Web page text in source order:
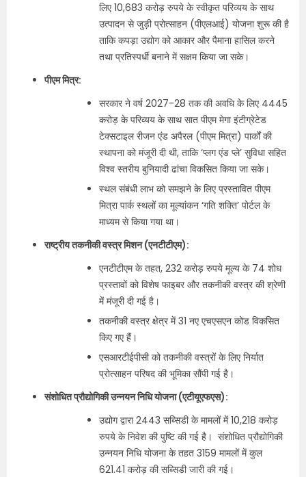
लिए 10,683 करोड़ रुपये के स्वीकृत परिव्यय के साथ
उत्पादन से जुड़ी प्रोत्साहन (पीएलआई) योजना शुरू की है
ताकि कपड़ा उद्योग को आकार और पैमाना हासिल करने
तथा प्रतिस्पर्धी बनाने में सक्षम किया जा सके।
पीएम मित्र:
सरकार ने वर्ष 2027-28 तक की अवधि के लिए 4445
करोड़ के परिव्‍यय के साथ सात पीएम मेगा इंटीग्रेटेड
टेक्सटाइल रीजन एंड अपैरल (पीएम मित्रा) पार्कों की
स्थापना को मंजूरी दी थी, ताकि ‘प्लग एंड प्ले’ सुविधा सहित
विश्व स्तरीय बुनियादी ढांचा विकसित किया जा सके।
स्थल संबंधी लाभ को समझने के लिए प्रस्तावित पीएम
मित्रा पार्क स्थलों का मूल्यांकन ‘गति शक्ति’ पोर्टल के
माध्यम से किया गया था।
राष्ट्रीय तकनीकी वस्त्र मिशन (एनटीटीएम):
एनटीटीएम के तहत, 232 करोड़ रुपये मूल्‍य के 74 शोध
प्रस्तावों को विशेष फाइबर और तकनीकी वस्त्र की श्रेणी
में मंजूरी दी गई है।
तकनीकी वस्त्र क्षेत्र में 31 नए एचएसएन कोड विकसित
किए गए हैं।
एसआरटीईपीसी को तकनीकी वस्त्रों के लिए निर्यात
प्रोत्साहन परिषद की भूमिका सौंपी गई है।
संशोधित प्रौद्योगिकी उन्नयन निधि योजना (एटीयूएफएस):
उद्योग द्वारा 2443 सब्सिडी के मामलों में 10,218 करोड़
रुपये के निवेश की पुष्टि की गई है। संशोधित प्रौद्योगिकी
उन्नयन निधि योजना के तहत 3159 मामलों में कुल
621.41 करोड़ की सब्सिडी जारी की गई।